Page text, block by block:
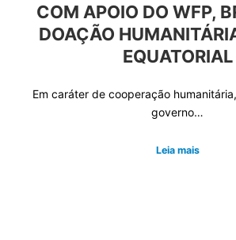
COM APOIO DO WFP,
DOAÇÃO
EQUATORIAL
Em caráter de cooperação
governo…
Leia mais